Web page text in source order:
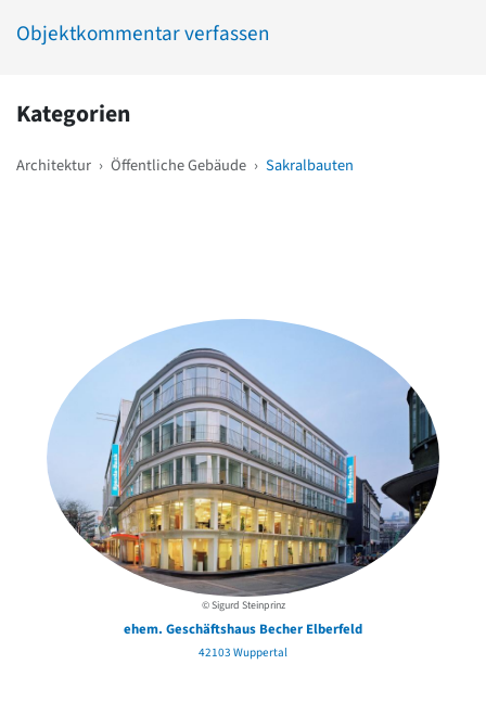
Objektkommentar verfassen
Kategorien
Architektur › Öffentliche Gebäude › Sakralbauten
© Sigurd Steinprinz
ehem. Geschäftshaus Becher Elberfeld
42103 Wuppertal